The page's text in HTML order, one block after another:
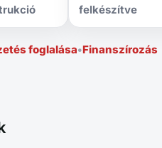
felkészítve
foglalása•Finanszírozás